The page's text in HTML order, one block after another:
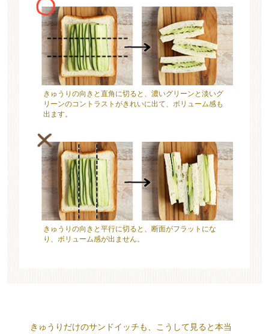
きゅうりの向きと直角に切ると、濃いグリーンと淡いグ
リーンのコントラストがきれいに出て、ボリューム感も
出ます。
きゅうりの向きと平行に切ると、断面がフラットにな
り、ボリューム感が出ません。
きゅうりだけのサンドイッチも、こうして見ると本当